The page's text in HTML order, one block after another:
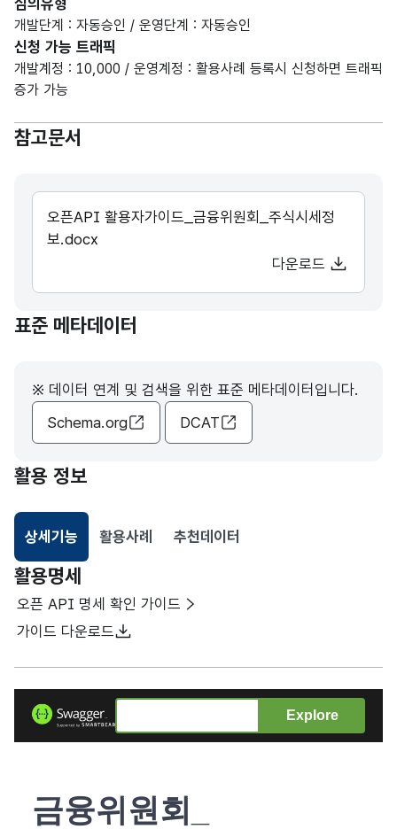
심의유형
개발단계 : 자동승인 / 운영단계 : 자동승인
신청 가능 트래픽
개발계정 : 10,000 / 운영계정 : 활용사례 등록시 신청하면 트래픽
증가 가능
참고문서
오픈API 활용자가이드_금융위원회_주식시세정
보.docx
다운로드
표준 메타데이터
※ 데이터 연계 및 검색을 위한 표준 메타데이터입니다.
Schema.org
DCAT
활용 정보
상세기능
선택됨
활용사례 추천데이터
활용명세
오픈 API 명세 확인 가이드
가이드 다운로드
Explore
금융위원회_